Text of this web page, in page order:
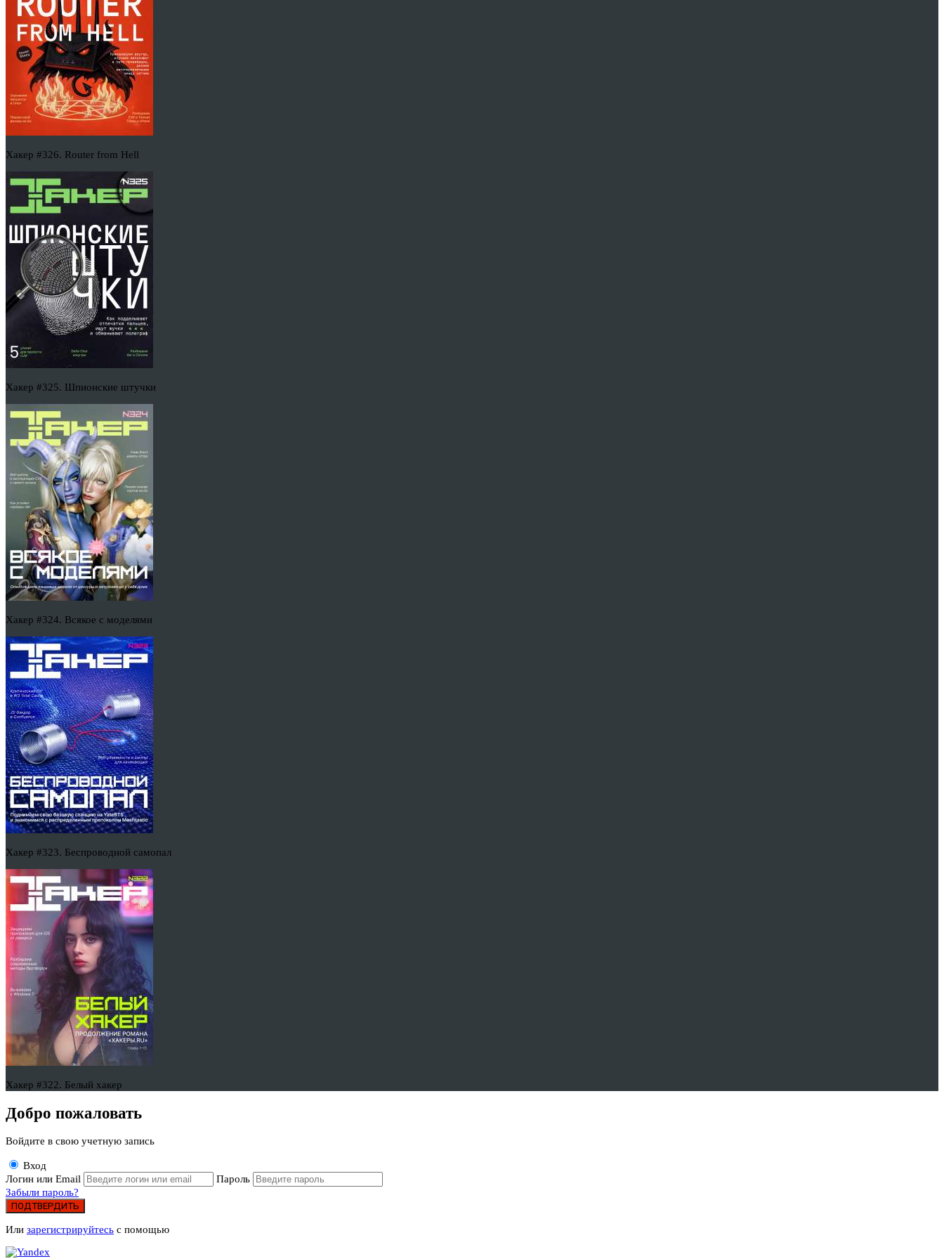
Хакер #326. Router from Hell
Хакер #325. Шпионские штучки
Хакер #324. Всякое с моделями
Хакер #323. Беспроводной самопал
Хакер #322. Белый хакер
Добро пожаловать
Войдите в свою учетную запись
Вход
Логин или Email
Пароль
Забыли пароль?
ПОДТВЕРДИТЬ
Или зарегистрируйтесь с помощью